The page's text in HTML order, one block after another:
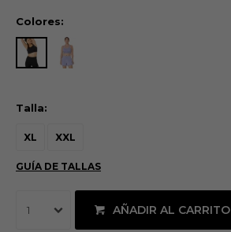
Colores:
Talla:
XL XXL
GUÍA DE TALLAS
1 AÑADIR AL CARRITO